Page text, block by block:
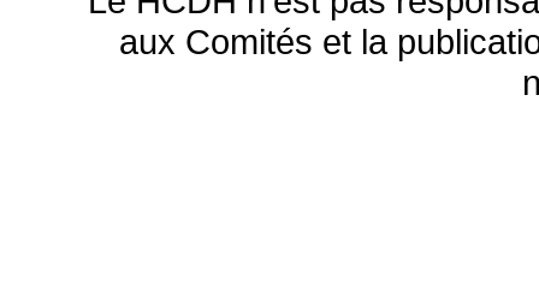
aux Comités et la